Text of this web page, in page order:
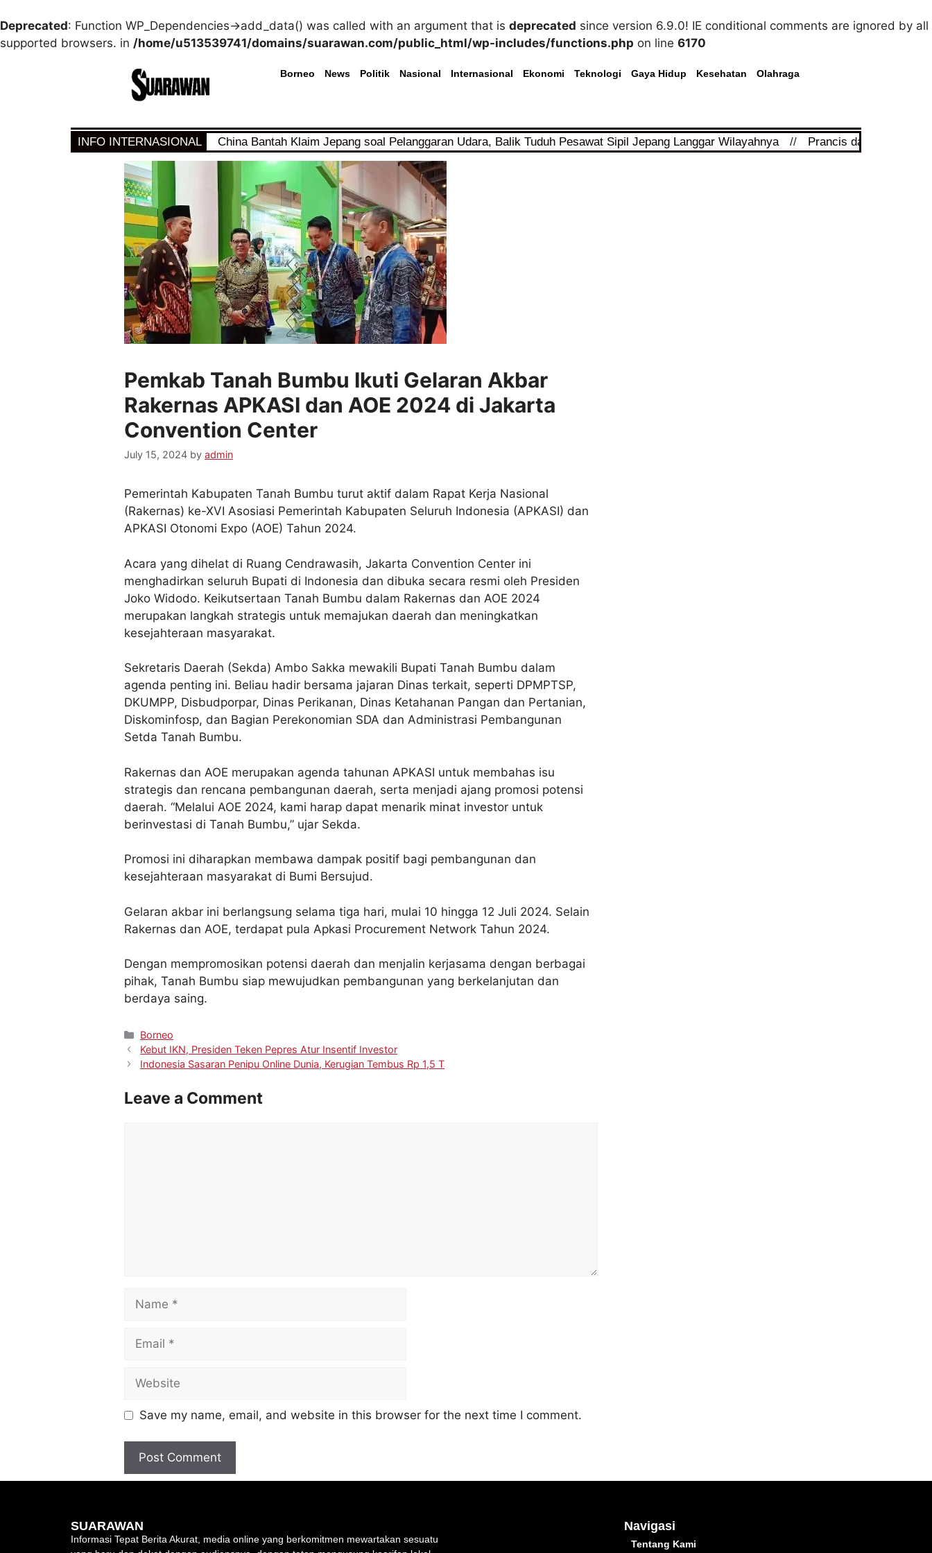
Deprecated: Function WP_Dependencies->add_data() was called with an argument that is deprecated since version 6.9.0! IE conditional comments are ignored by all
supported browsers. in /home/u513539741/domains/suarawan.com/public_html/wp-includes/functions.php on line 6170
Borneo News Politik Nasional Internasional Ekonomi Teknologi Gaya Hidup Kesehatan Olahraga
INFO INTERNASIONAL China Bantah Klaim Jepang soal Pelanggaran Udara, Balik Tuduh Pesawat Sipil Jepang Langgar Wilayahnya // Prancis dan Arab
Pemkab Tanah Bumbu Ikuti Gelaran Akbar
Rakernas APKASI dan AOE 2024 di Jakarta
Convention Center
July 15, 2024 by admin
Pemerintah Kabupaten Tanah Bumbu turut aktif dalam Rapat Kerja Nasional
(Rakernas) ke-XVI Asosiasi Pemerintah Kabupaten Seluruh Indonesia (APKASI) dan
APKASI Otonomi Expo (AOE) Tahun 2024.
Acara yang dihelat di Ruang Cendrawasih, Jakarta Convention Center ini
menghadirkan seluruh Bupati di Indonesia dan dibuka secara resmi oleh Presiden
Joko Widodo. Keikutsertaan Tanah Bumbu dalam Rakernas dan AOE 2024
merupakan langkah strategis untuk memajukan daerah dan meningkatkan
kesejahteraan masyarakat.
Sekretaris Daerah (Sekda) Ambo Sakka mewakili Bupati Tanah Bumbu dalam
agenda penting ini. Beliau hadir bersama jajaran Dinas terkait, seperti DPMPTSP,
DKUMPP, Disbudporpar, Dinas Perikanan, Dinas Ketahanan Pangan dan Pertanian,
Diskominfosp, dan Bagian Perekonomian SDA dan Administrasi Pembangunan
Setda Tanah Bumbu.
Rakernas dan AOE merupakan agenda tahunan APKASI untuk membahas isu
strategis dan rencana pembangunan daerah, serta menjadi ajang promosi potensi
daerah. “Melalui AOE 2024, kami harap dapat menarik minat investor untuk
berinvestasi di Tanah Bumbu,” ujar Sekda.
Promosi ini diharapkan membawa dampak positif bagi pembangunan dan
kesejahteraan masyarakat di Bumi Bersujud.
Gelaran akbar ini berlangsung selama tiga hari, mulai 10 hingga 12 Juli 2024. Selain
Rakernas dan AOE, terdapat pula Apkasi Procurement Network Tahun 2024.
Dengan mempromosikan potensi daerah dan menjalin kerjasama dengan berbagai
pihak, Tanah Bumbu siap mewujudkan pembangunan yang berkelanjutan dan
berdaya saing.
Borneo
Kebut IKN, Presiden Teken Pepres Atur Insentif Investor
Indonesia Sasaran Penipu Online Dunia, Kerugian Tembus Rp 1,5 T
Leave a Comment
Save my name, email, and website in this browser for the next time I comment.
SUARAWAN
Informasi Tepat Berita Akurat, media online yang berkomitmen mewartakan sesuatu
Navigasi
Tentang Kami